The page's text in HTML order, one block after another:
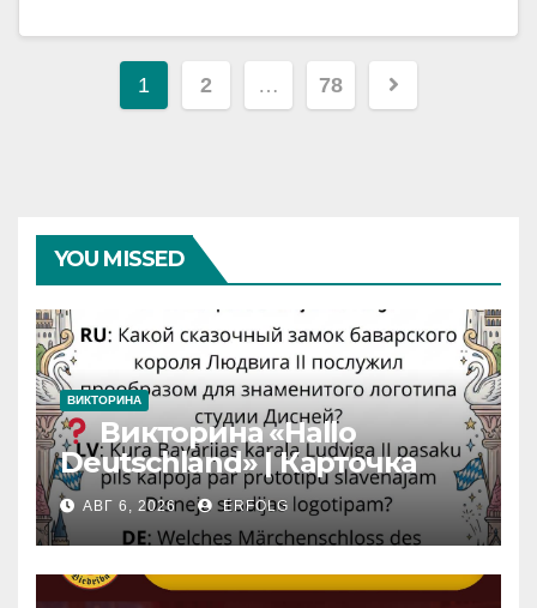
Навигация
1 2 … 78
YOU MISSED
ВИКТОРИНА
Викторина «Hallo
Deutschland» | Карточка
№46
Замок вдохновения
Iedvesmas pils / Schloss der
Inspiration
АВГ 6, 2026 ERFOLG